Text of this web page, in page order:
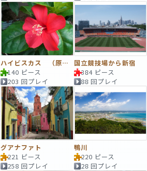
ハイビスカス （原種）コキオ
140 ピース
203 回プレイ
国立競技場から新宿
384 ピース
88 回プレイ
グアナファト
221 ピース
258 回プレイ
鴨川
220 ピース
28 回プレイ